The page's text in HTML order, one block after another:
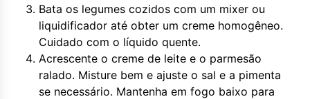
Bata os legumes cozidos com um mixer ou
liquidificador até obter um creme homogêneo.
Cuidado com o líquido quente.
Acrescente o creme de leite e o parmesão
ralado. Misture bem e ajuste o sal e a pimenta
se necessário. Mantenha em fogo baixo para